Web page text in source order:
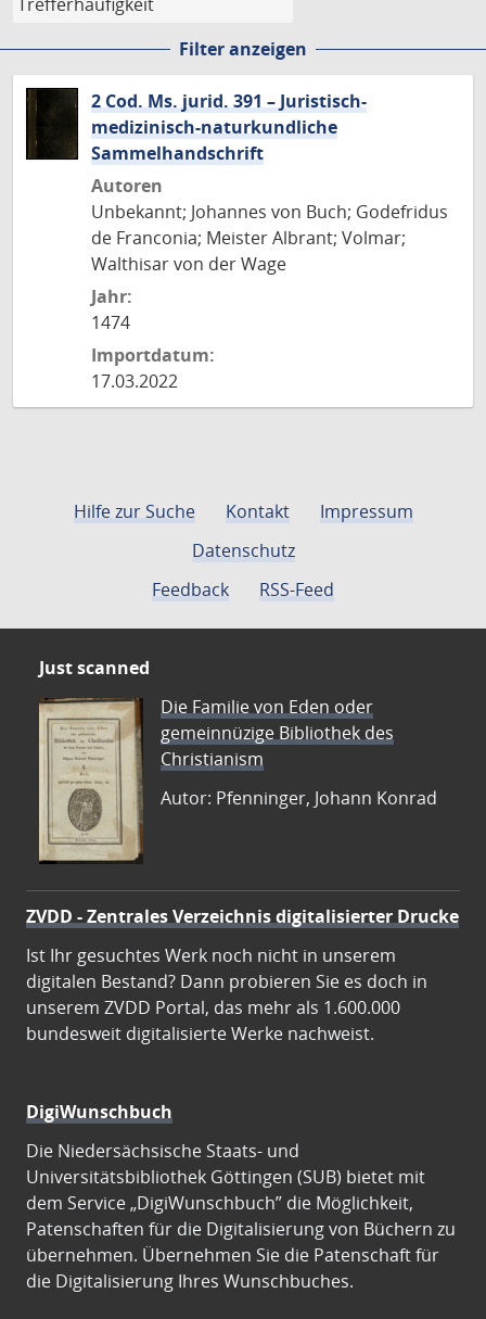
Filter anzeigen
2 Cod. Ms. jurid. 391 – Juristisch-
medizinisch-naturkundliche
Sammelhandschrift
Autoren
Unbekannt; Johannes von Buch; Godefridus
de Franconia; Meister Albrant; Volmar;
Walthisar von der Wage
Jahr:
1474
Importdatum:
17.03.2022
Hilfe zur Suche Kontakt
Impressum
Datenschutz
Feedback
RSS-Feed
Just scanned
Die Familie von Eden oder
gemeinnüzige Bibliothek des
Christianism
Autor: Pfenninger, Johann Konrad
ZVDD - Zentrales Verzeichnis digitalisierter Drucke
Ist Ihr gesuchtes Werk noch nicht in unserem
digitalen Bestand? Dann probieren Sie es doch in
unserem ZVDD Portal, das mehr als 1.600.000
bundesweit digitalisierte Werke nachweist.
DigiWunschbuch
Die Niedersächsische Staats- und
Universitätsbibliothek Göttingen (SUB) bietet mit
dem Service „DigiWunschbuch” die Möglichkeit,
Patenschaften für die Digitalisierung von Büchern zu
übernehmen. Übernehmen Sie die Patenschaft für
die Digitalisierung Ihres Wunschbuches.